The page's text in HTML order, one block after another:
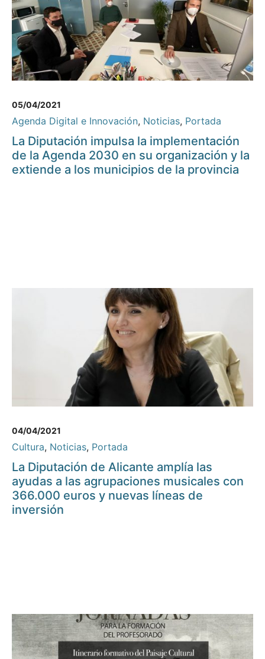
05/04/2021
Agenda Digital e Innovación, Noticias, Portada
La Diputación impulsa la implementación
de la Agenda 2030 en su organización y la
extiende a los municipios de la provincia
04/04/2021
Cultura, Noticias, Portada
La Diputación de Alicante amplía las
ayudas a las agrupaciones musicales con
366.000 euros y nuevas líneas de
inversión